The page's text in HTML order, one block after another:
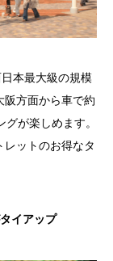
本最大級の規模
阪方面から車で約
が楽しめます。
ットのお得なタ
イアップ